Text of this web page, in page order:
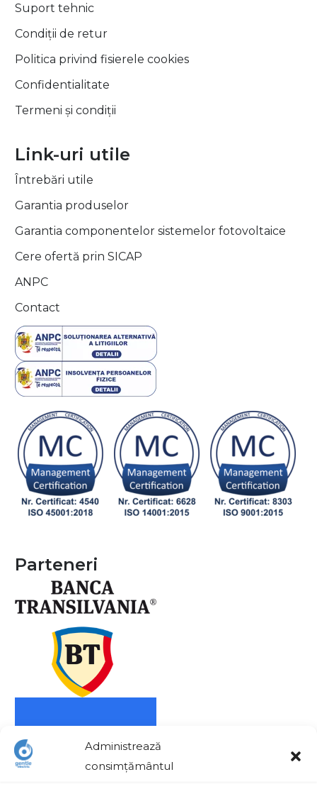
Administrează
consimțământul
Suport tehnic
Condiții de retur
Politica privind fisierele cookies
Confidentialitate
Termeni și condiții
Link-uri utile
Întrebări utile
Garantia produselor
Garantia componentelor sistemelor fotovoltaice
Cere ofertă prin SICAP
ANPC
Contact
Parteneri